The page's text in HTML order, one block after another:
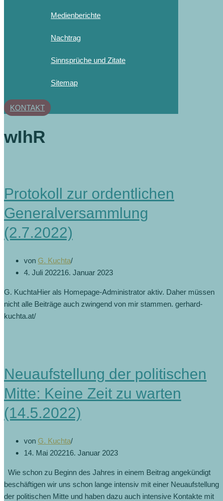
Medienberichte
Nachtrag
Sinnsprüche und Zitate
Sitemap
KONTAKT
wIhR
Protokoll zur ordentlichen
Generalversammlung
(2.7.2022)
von G. Kuchta
4. Juli 202216. Januar 2023
G. KuchtaHier als Homepage-Administrator aktiv. Daher müssen
nicht alle Beiträge auch zwingend von mir stammen. gerhard-
kuchta.at/
Neuaufstellung der politischen
Mitte: Keine Zeit zu warten
(14.5.2022)
von G. Kuchta
14. Mai 202216. Januar 2023
Wie schon zu Beginn des Jahres in einem Beitrag angekündigt
beschäftigen wir uns schon lange intensiv mit einer Neuaufstellung
der politischen Mitte und haben dazu auch intensive Kontakte mit